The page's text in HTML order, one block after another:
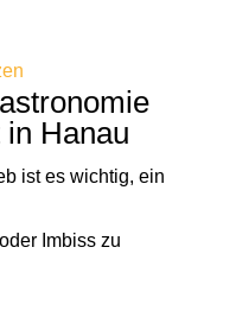
Hanau
ist es wichtig, ein
Imbiss zu